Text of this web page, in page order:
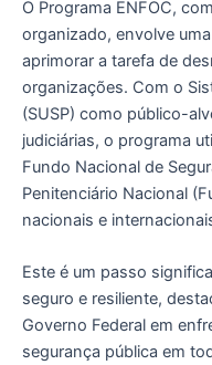
O Programa ENFOC,
organizado, envolve
aprimorar a tarefa de
organizações. Com o
(SUSP) como público-
judiciárias, o programa
Fundo Nacional de
Penitenciário Nacional
nacionais e
Este é um passo
seguro e resiliente,
Governo Federal em
segurança pública em